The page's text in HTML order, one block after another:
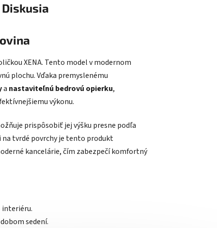
Diskusia
XENA. Tento model v modernom
plochu. Vďaka premyslenému
a nastaviteľnú bedrovú opierku,
výkonu.
prispôsobiť jej výšku presne podľa
tvrdé povrchy je tento produkt
kancelárie, čím zabezpečí komfortný
interiéru.
sedení.